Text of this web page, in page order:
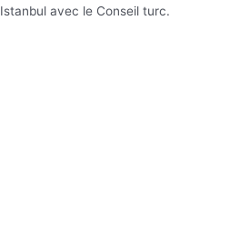
Istanbul avec le Conseil turc.